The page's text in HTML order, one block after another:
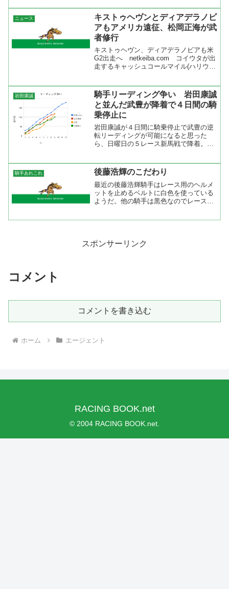
りこぼしも多いけど、慣れてくればそれ
も減ってくると思う。今...
ニュース
キストゥヘヴンとディアデラノビ
アもアメリカ遠征、松岡正海が武
者修行
キストゥヘヴン、ディアデラノビアも米
G2出走へ netkeiba.com コイウタが出
走するキャッシュコールマイル(ハリウッ
らしい。折角ですからワンツースリーを
決めて...
岩田康誠
騎手リーディング争い 岩田康誠
と並んだ武豊が降着で４日間の騎
乗停止に
岩田康誠が４日間に騎乗停止で武豊の逆
転リーディングが可能になると思った
ら、日曜日の５レース新馬戦で降着。レ
の進路をカット。鞍上の蛯名正義が手綱
を引っ張って立ち上がるほど...
騎手あれこれ 後藤浩輝のこだわり
最近の後藤浩輝騎手はレース用のヘルメ
ットを止めるベルトに白色を使っている
ようだ。他の騎手は黒色なのでレース中
スポンサーリンク
コメント
コメントを書き込む
ホーム エージェント
RACING BOOK.net
© 2004 RACING BOOK.net.